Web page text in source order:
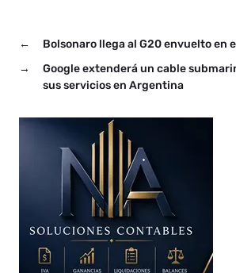
←
Bolsonaro llega al G20 envuelto en
→
Google extenderá un cable
sus servicios en Argentina